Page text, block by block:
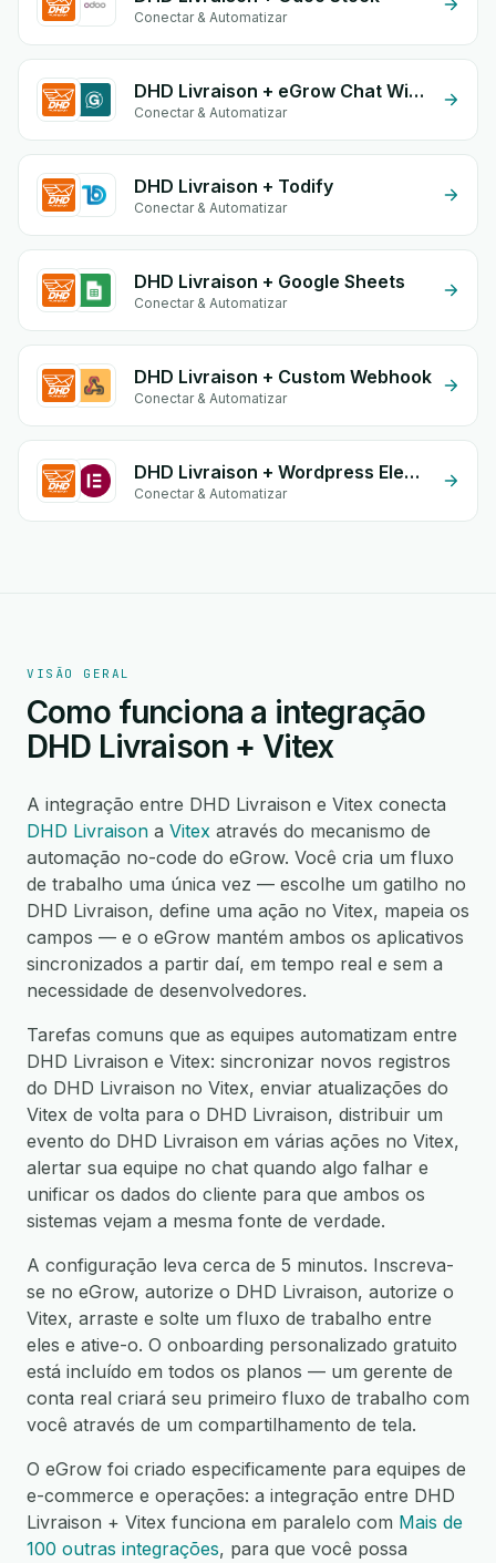
Conectar & Automatizar
DHD Livraison + eGrow Chat Widget
Conectar & Automatizar
DHD Livraison + Todify
Conectar & Automatizar
DHD Livraison + Google Sheets
Conectar & Automatizar
DHD Livraison + Custom Webhook
Conectar & Automatizar
DHD Livraison + Wordpress Elementor
Conectar & Automatizar
VISÃO GERAL
Como funciona a integração
DHD Livraison + Vitex
A integração entre DHD Livraison e Vitex conecta
DHD Livraison a Vitex através do mecanismo de
automação no-code do eGrow. Você cria um fluxo
de trabalho uma única vez — escolhe um gatilho no
DHD Livraison, define uma ação no Vitex, mapeia os
campos — e o eGrow mantém ambos os aplicativos
sincronizados a partir daí, em tempo real e sem a
necessidade de desenvolvedores.
Tarefas comuns que as equipes automatizam entre
DHD Livraison e Vitex: sincronizar novos registros
do DHD Livraison no Vitex, enviar atualizações do
Vitex de volta para o DHD Livraison, distribuir um
evento do DHD Livraison em várias ações no Vitex,
alertar sua equipe no chat quando algo falhar e
unificar os dados do cliente para que ambos os
sistemas vejam a mesma fonte de verdade.
A configuração leva cerca de 5 minutos. Inscreva-
se no eGrow, autorize o DHD Livraison, autorize o
Vitex, arraste e solte um fluxo de trabalho entre
eles e ative-o. O onboarding personalizado gratuito
está incluído em todos os planos — um gerente de
conta real criará seu primeiro fluxo de trabalho com
você através de um compartilhamento de tela.
O eGrow foi criado especificamente para equipes de
e-commerce e operações: a integração entre DHD
Livraison + Vitex funciona em paralelo com Mais de
100 outras integrações, para que você possa